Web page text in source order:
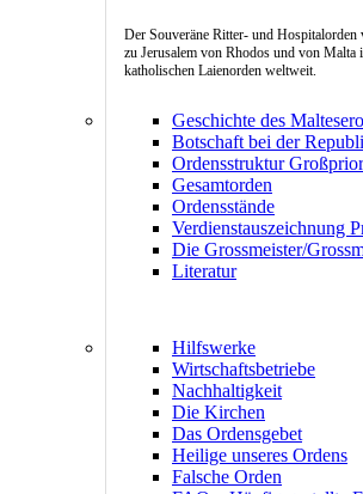
Der Souveräne Ritter- und Hospitalorden
zu Jerusalem von Rhodos und von Malta
katholischen Laienorden weltweit.
Geschichte des
Botschaft bei der
Ordensstruktur
Gesamtorden
Ordensstände
Verdienstauszeichnung
Die Grossmeister/
Literatur
Hilfswerke
Wirtschaftsbetriebe
Nachhaltigkeit
Die Kirchen
Das Ordensgebet
Heilige unseres Ordens
Falsche Orden